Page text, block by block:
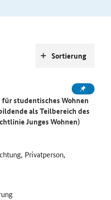
studentisches Wohnen
als Teilbereich des
Junges Wohnen)
Privatperson,
Sortierung